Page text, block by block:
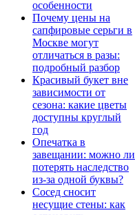
особенности
Почему цены на
сапфировые серьги в
Москве могут
отличаться в разы:
подробный разбор
Красивый букет вне
зависимости от
сезона: какие цветы
доступны круглый
год
Опечатка в
завещании: можно ли
потерять наследство
из-за одной буквы?
Сосед сносит
несущие стены: как